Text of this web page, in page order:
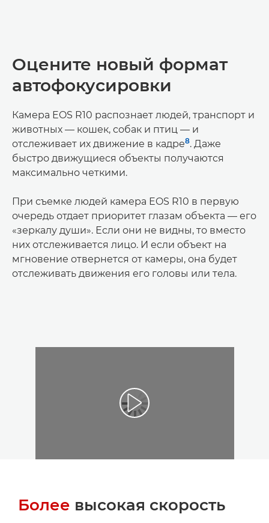
Оцените новый формат
автофокусировки
Камера EOS R10 распознает людей, транспорт и
животных — кошек, собак и птиц — и
отслеживает их движение в кадре8. Даже
быстро движущиеся объекты получаются
максимально четкими.
При съемке людей камера EOS R10 в первую
очередь отдает приоритет глазам объекта — его
«зеркалу души». Если они не видны, то вместо
них отслеживается лицо. И если объект на
мгновение отвернется от камеры, она будет
отслеживать движения его головы или тела.
Более высокая скорость